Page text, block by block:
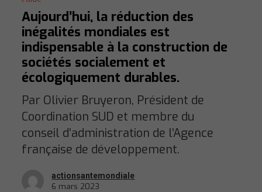
Aujourd’hui, la réduction des
inégalités mondiales est
indispensable à la construction de
sociétés socialement et
écologiquement durables.
Par Olivier Bruyeron, Président de
Coordination SUD et membre du
conseil d’administration de l’Agence
française de développement.
actionsantemondiale
6 mars 2023